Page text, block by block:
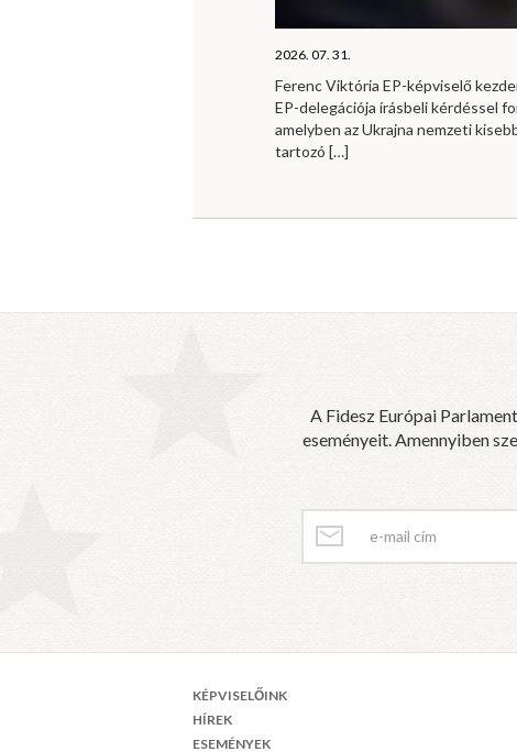
2026. 07. 31.
Ferenc Viktória EP-képviselő
EP-delegációja írásbeli kérdéssel
amelyben az Ukrajna nemzeti
tartozó […]
A Fidesz Európai
eseményeit. Amennyiben
KÉPVISELŐINK
HÍREK
ESEMÉNYEK